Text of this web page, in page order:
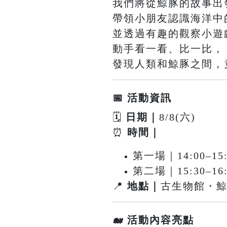
我們將從鯨豚的故事出
帶領小朋友認識海洋
並透過有趣的觀察小遊
動手看一看、比一比，
發現人類和鯨豚之間
📅 活動資訊
🗓
日期｜ 8/8(六)
⏰
時間｜
第一場｜
第二場｜
📍地點｜ 古生物館・
🐋 活動內容亮點